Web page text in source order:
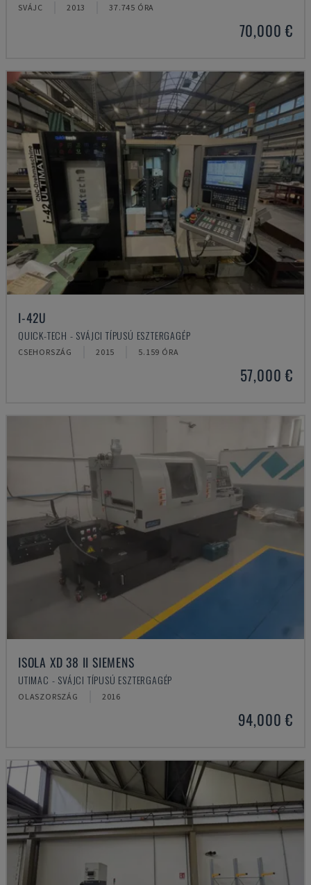
SVÁJC 2013 37.745 ÓRA
70,000 €
I-42U
QUICK-TECH - SVÁJCI TÍPUSÚ ESZTERGAGÉP
CSEHORSZÁG 2015 5.159 ÓRA
57,000 €
ISOLA XD 38 II SIEMENS
UTIMAC - SVÁJCI TÍPUSÚ ESZTERGAGÉP
OLASZORSZÁG 2016
94,000 €